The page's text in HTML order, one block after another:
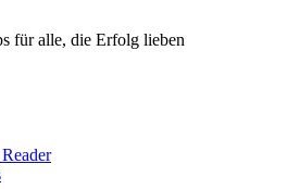
für alle, die Erfolg lieben